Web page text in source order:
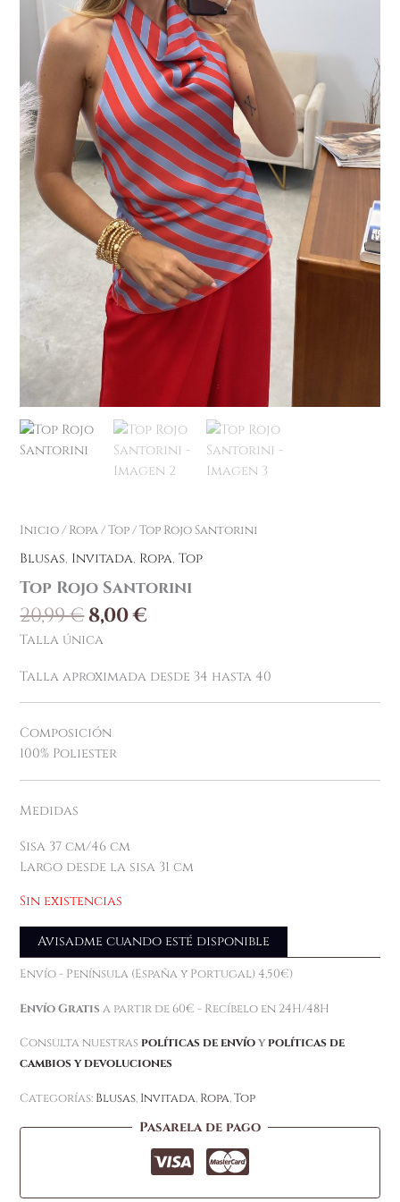
Inicio/ Ropa/Top/ Top Rojo Santorini
Blusas, Invitada, Ropa,Top
Top Rojo Santorini
20,99€8,00€
Talla única
Talla aproximada desde 34 hasta 40
Composición
100% Poliester
Medidas
Sisa 37 cm/46 cm
Largo desde la sisa 31 cm
Sin existencias
Avisadme cuando esté disponible
Envío - Península (España y Portugal) 4,50€)
Envío Gratis a partir de 60€ - Recíbelo en 24H/48H
Consulta nuestras políticas de envíoy políticas de
cambios y devoluciones
Categorías: Blusas, Invitada, Ropa,Top
Pasarela de pago